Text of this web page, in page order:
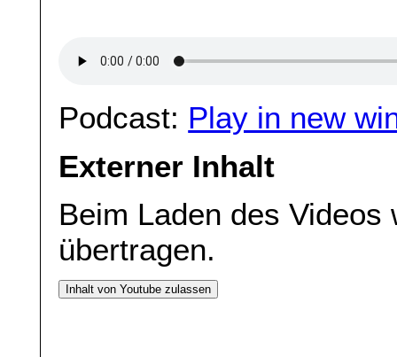
Podcast: Play in new
Externer Inhalt
Beim Laden des Videos
übertragen.
Inhalt von Youtube zulassen